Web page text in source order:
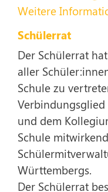
Weitere
Schülerrat
Der Schülerrat
aller
Schule zu
und dem
Schule
Württembergs.
Der Schülerrat